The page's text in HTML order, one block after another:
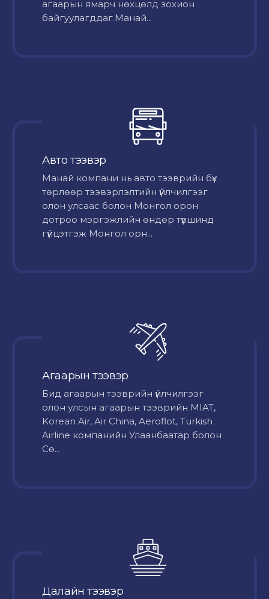
агаарын ямарч нөхцөлд зохион
байгуулагддаг.Манай...
Авто тээвэр
Mанай компани нь авто тээврийн бүх
төрлөөр тээвэрлэлтийн үйлчилгээг
олон улсаас болон Монгол орон
дотроо мэргэжлийн өндөр түвшинд
гүйцэтгэж Монгол орн...
Агаарын тээвэр
Бид агаарын тээврийн үйлчилгээг
олон улсын агаарын тээврийн MIAT,
Korean Air, Air China, Aeroflot, Turkish
Airline компанийн Улаанбаатар болон
Сө...
Далайн тээвэр